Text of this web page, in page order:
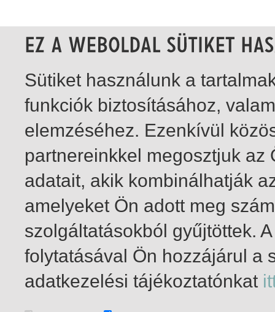
1-2 / total 2 hit
Sütiket használunk a
funkciók biztosításához,
elemzéséhez. Ezenkívül
partnereinkkel megosztjuk
adatait, akik kombinálhatják
amelyeket Ön adott meg
szolgáltatásokból gyűjtöttek.
folytatásával Ön hozzájárul a
adatkezelési tájékoztatónkat